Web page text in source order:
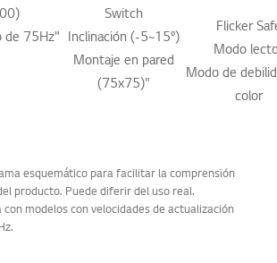
de 75Hz"
Switch
Inclinación (-5~15°)
Montaje en pared
(75x75)"
Flicker
Modo
Modo de
color
esquemático para facilitar la comprensión
producto. Puede diferir del uso real.
modelos con velocidades de actualización